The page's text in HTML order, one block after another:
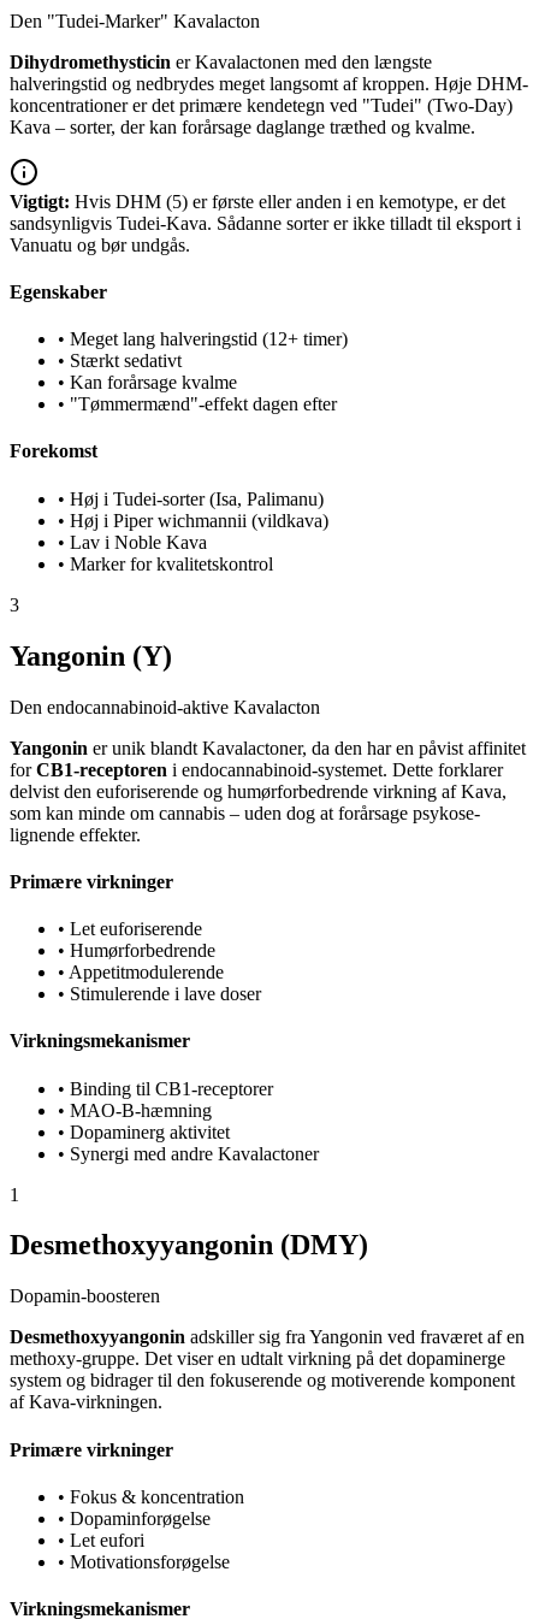
Den "Tudei-Marker" Kavalacton
Dihydromethysticin er Kavalactonen med den længste
halveringstid og nedbrydes meget langsomt af kroppen. Høje DHM-
koncentrationer er det primære kendetegn ved "Tudei" (Two-Day)
Kava – sorter, der kan forårsage daglange træthed og kvalme.
Vigtigt: Hvis DHM (5) er første eller anden i en kemotype, er det
sandsynligvis Tudei-Kava. Sådanne sorter er ikke tilladt til eksport i
Vanuatu og bør undgås.
Egenskaber
• Meget lang halveringstid (12+ timer)
• Stærkt sedativt
• Kan forårsage kvalme
• "Tømmermænd"-effekt dagen efter
Forekomst
• Høj i Tudei-sorter (Isa, Palimanu)
• Høj i Piper wichmannii (vildkava)
• Lav i Noble Kava
• Marker for kvalitetskontrol
3
Yangonin (Y)
Den endocannabinoid-aktive Kavalacton
Yangonin er unik blandt Kavalactoner, da den har en påvist affinitet
forCB1-receptoren i endocannabinoid-systemet. Dette forklarer
delvist den euforiserende og humørforbedrende virkning af Kava,
som kan minde om cannabis – uden dog at forårsage psykose-
lignende effekter.
Primære virkninger
• Let euforiserende
• Humørforbedrende
• Appetitmodulerende
• Stimulerende i lave doser
Virkningsmekanismer
• Binding til CB1-receptorer
• MAO-B-hæmning
• Dopaminerg aktivitet
• Synergi med andre Kavalactoner
1
Desmethoxyyangonin (DMY)
Dopamin-boosteren
Desmethoxyyangonin adskiller sig fra Yangonin ved fraværet af en
methoxy-gruppe. Det viser en udtalt virkning på det dopaminerge
system og bidrager til den fokuserende og motiverende komponent
af Kava-virkningen.
Primære virkninger
• Fokus & koncentration
• Dopaminforøgelse
• Let eufori
• Motivationsforøgelse
Virkningsmekanismer